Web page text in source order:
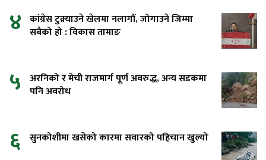
४ कांग्रेस टुक्र्याउने खेलमा नलागौं, जोगाउने जिम्मा
सबैको हो : विकास तामाङ
५ अरनिको र मेची राजमार्ग पूर्ण अवरुद्ध, अन्य सडकमा
पनि अवरोध
६ सुनकोशीमा खसेको कारमा सवारको पहिचान खुल्यो